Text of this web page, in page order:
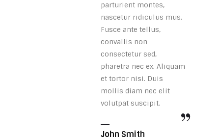
parturient montes,
nascetur ridiculus mus.
Fusce ante tellus,
convallis non
consectetur sed,
pharetra nec ex. Aliquam
et tortor nisi. Duis
mollis diam nec elit
volutpat suscipit.
John Smith